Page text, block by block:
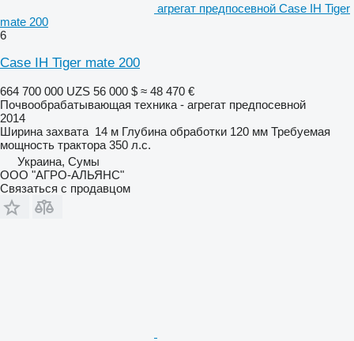
агрегат предпосевной Case IH Tiger
mate 200
6
Case IH Tiger mate 200
664 700 000 UZS 56 000 $ ≈ 48 470 €
Почвообрабатывающая техника - агрегат предпосевной
2014
Ширина захвата 14 м Глубина обработки 120 мм Требуемая
мощность трактора 350 л.с.
Украина, Сумы
ООО "АГРО-АЛЬЯНС"
Связаться с продавцом